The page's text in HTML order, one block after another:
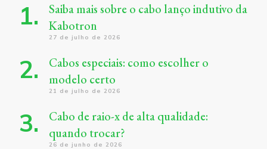
Saiba mais sobre o cabo lanço indutivo da
Kabotron
27 de julho de 2026
Cabos especiais: como escolher o
modelo certo
21 de julho de 2026
Cabo de raio-x de alta qualidade:
quando trocar?
26 de junho de 2026